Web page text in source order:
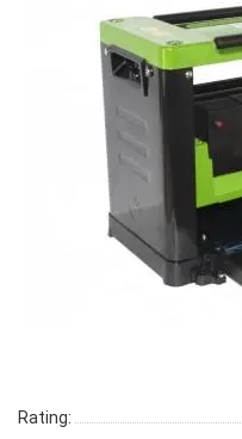
Rating: